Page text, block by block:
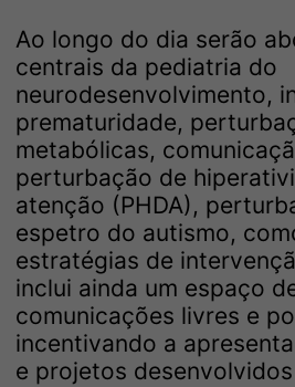
Ao longo do dia serão
centrais da pediatria do
neurodesenvolvimento,
prematuridade,
metabólicas,
perturbação de
atenção (PHDA),
espetro do autismo,
estratégias de
inclui ainda um espaço
comunicações livres e
incentivando a
e projetos